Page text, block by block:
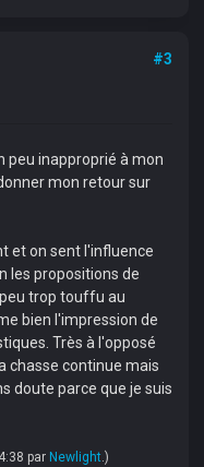
#3
peu inapproprié à mon
mon retour sur
et on sent l'influence
les propositions de
trop touffu au
bien l'impression de
Très à l'opposé
chasse continue mais
doute parce que je suis
par Newlight.)